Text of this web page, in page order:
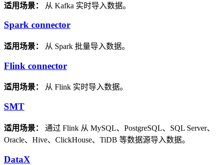
适用场景： 从 Kafka 实时导入数据。
Spark connector
适用场景： 从 Spark 批量导入数据。
Flink connector
适用场景： 从 Flink 实时导入数据。
SMT
适用场景：
通过 Flink 从 MySQL、PostgreSQL、SQL Server、
Oracle、Hive、ClickHouse、TiDB 等数据源导入数据。
DataX